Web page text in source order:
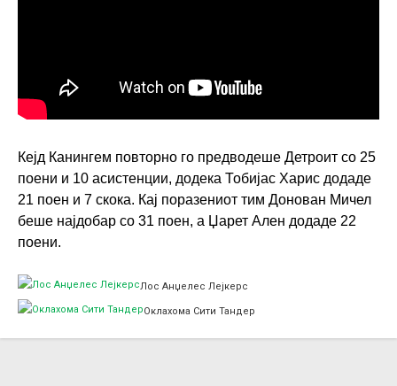
Кејд Канингем повторно го предводеше Детроит со 25
поени и 10 асистенции, додека Тобијас Харис додаде
21 поен и 7 скока. Кај поразениот тим Донован Мичел
беше најдобар со 31 поен, а Џарет Ален додаде 22
поени.
Лос Анџелес Лејкерс
Оклахома Сити Тандер